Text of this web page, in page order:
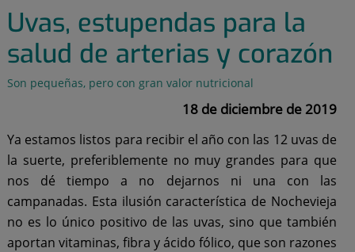
Uvas, estupendas para la
salud de arterias y corazón
Son pequeñas, pero con gran valor nutricional
18 de diciembre de 2019
Ya estamos listos para recibir el año con las 12 uvas de
la suerte, preferiblemente no muy grandes para que
nos dé tiempo a no dejarnos ni una con las
campanadas. Esta ilusión característica de Nochevieja
no es lo único positivo de las uvas, sino que también
aportan vitaminas, fibra y ácido fólico, que son razones